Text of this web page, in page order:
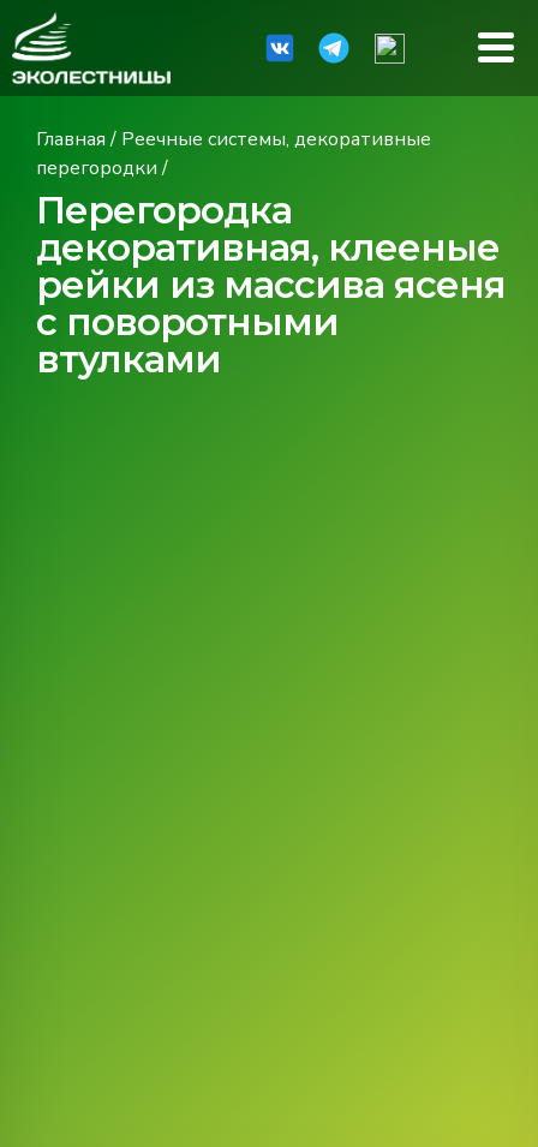
Главная/ Реечные системы, декоративные
перегородки/
Перегородка
декоративная, клееные
рейки из массива ясеня
с поворотными
втулками